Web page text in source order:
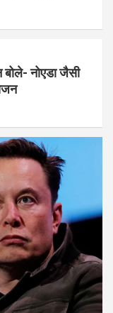
नोएडा जैसी